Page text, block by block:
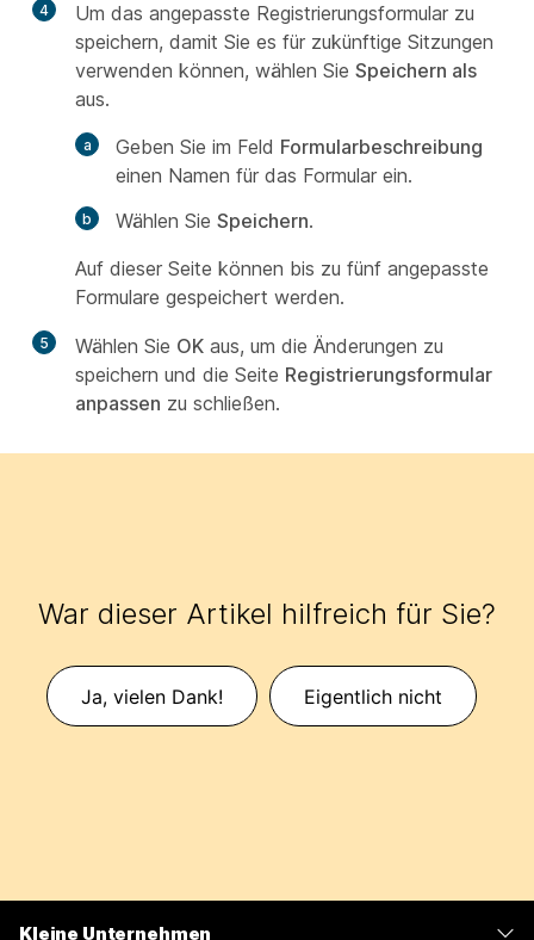
4
Um das angepasste Registrierungsformular zu
speichern, damit Sie es für zukünftige Sitzungen
verwenden können, wählen Sie Speichern als
aus.
Geben Sie im Feld Formularbeschreibung
einen Namen für das Formular ein.
Wählen Sie Speichern.
Auf dieser Seite können bis zu fünf angepasste
Formulare gespeichert werden.
5 Wählen Sie OK aus, um die Änderungen zu
speichern und die Seite Registrierungsformular
anpassen zu schließen.
War dieser Artikel hilfreich für Sie?
Ja, vielen Dank! Eigentlich nicht
Kleine Unternehmen